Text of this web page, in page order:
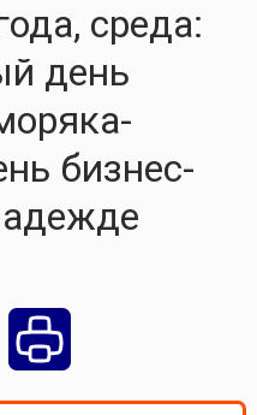
среда:
день
бизнес-